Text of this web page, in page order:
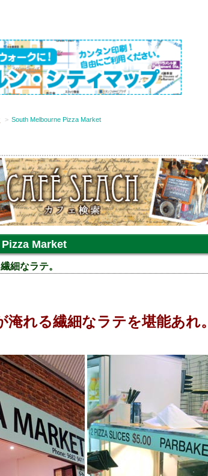
South Melbourne Pizza Market
Market
細なラテ。
淹れる繊細なラテを堪能あれ。